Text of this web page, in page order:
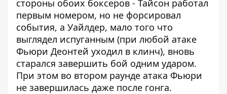
стороны обоих боксеров - Тайсон работал
первым номером, но не форсировал
события, а Уайлдер, мало того что
выглядел испуганным (при любой атаке
Фьюри Деонтей уходил в клинч), вновь
старался завершить бой одним ударом.
При этом во втором раунде атака Фьюри
не завершилась даже после гонга.